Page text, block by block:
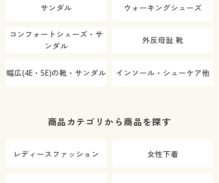
サンダル ウォーキングシューズ
コンフォートシューズ・サ
ンダル
外反母趾 靴
幅広(4E・5E)の靴・サンダル インソール・シューケア他
商品カテゴリから商品を探す
レディースファッション 女性下着